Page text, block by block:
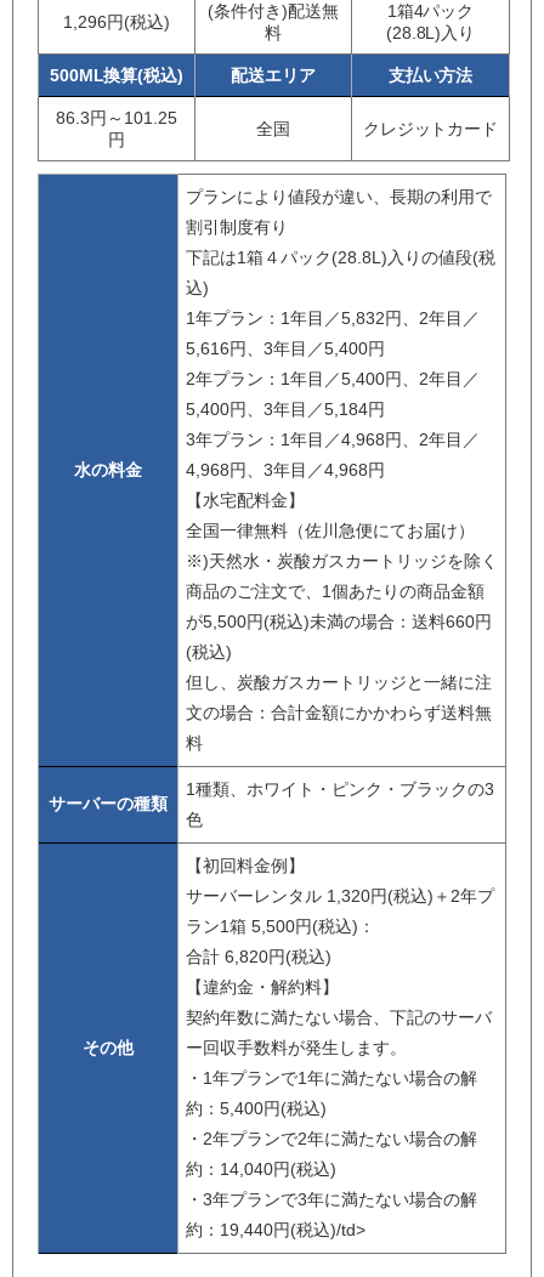
1,296円(税込)
(条件付き)配送無
料
1箱4パック
(28.8L)入り
500ML換算(税込) 配送エリア 支払い方法
86.3円～101.25
円
全国 クレジットカード
水の料金
プランにより値段が違い、長期の利用で
割引制度有り
下記は1箱４パック(28.8L)入りの値段(税
込)
1年プラン：1年目／5,832円、2年目／
5,616円、3年目／5,400円
2年プラン：1年目／5,400円、2年目／
5,400円、3年目／5,184円
3年プラン：1年目／4,968円、2年目／
4,968円、3年目／4,968円
【水宅配料金】
全国一律無料（佐川急便にてお届け）
※)天然水・炭酸ガスカートリッジを除く
商品のご注文で、1個あたりの商品金額
が5,500円(税込)未満の場合：送料660円
(税込)
但し、炭酸ガスカートリッジと一緒に注
文の場合：合計金額にかかわらず送料無
料
サーバーの種類
1種類、ホワイト・ピンク・ブラックの3
色
その他
【初回料金例】
サーバーレンタル 1,320円(税込)＋2年プ
ラン1箱 5,500円(税込)：
合計 6,820円(税込)
【違約金・解約料】
契約年数に満たない場合、下記のサーバ
ー回収手数料が発生します。
・1年プランで1年に満たない場合の解
約：5,400円(税込)
・2年プランで2年に満たない場合の解
約：14,040円(税込)
・3年プランで3年に満たない場合の解
約：19,440円(税込)/td>